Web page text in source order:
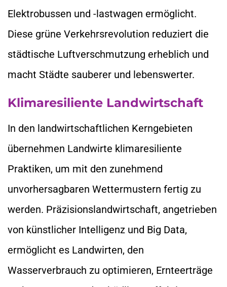
Elektrobussen und -lastwagen ermöglicht.
Diese grüne Verkehrsrevolution reduziert die
städtische Luftverschmutzung erheblich und
macht Städte sauberer und lebenswerter.
Klimaresiliente Landwirtschaft
In den landwirtschaftlichen Kerngebieten
übernehmen Landwirte klimaresiliente
Praktiken, um mit den zunehmend
unvorhersagbaren Wettermustern fertig zu
werden. Präzisionslandwirtschaft, angetrieben
von künstlicher Intelligenz und Big Data,
ermöglicht es Landwirten, den
Wasserverbrauch zu optimieren, Ernteerträge